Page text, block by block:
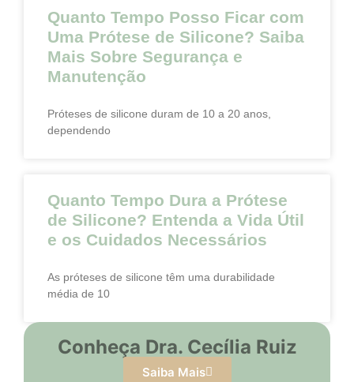
Quanto Tempo Posso Ficar com
Uma Prótese de Silicone? Saiba
Mais Sobre Segurança e
Manutenção
Próteses de silicone duram de 10 a 20 anos,
dependendo
Quanto Tempo Dura a Prótese
de Silicone? Entenda a Vida Útil
e os Cuidados Necessários
As próteses de silicone têm uma durabilidade
média de 10
Conheça Dra. Cecília Ruiz
Saiba Mais